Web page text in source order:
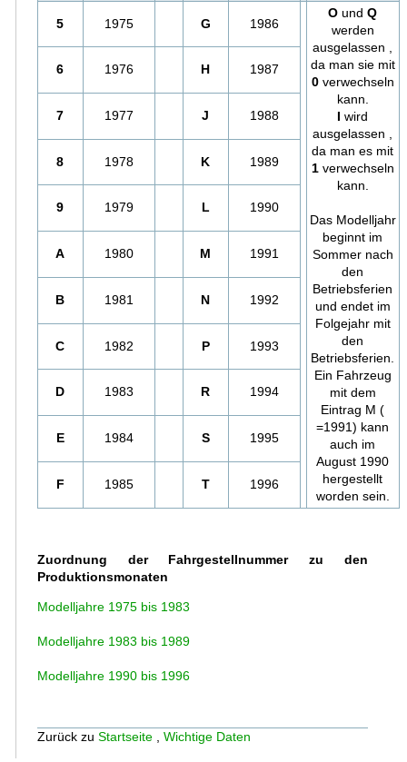
5 1975 G 1986
O undQ
werden
ausgelassen ,
da man sie mit
0verwechseln
kann.
I wird
ausgelassen ,
da man es mit
1verwechseln
kann.
Das Modelljahr
beginnt im
Sommer nach
den
Betriebsferien
und endet im
Folgejahr mit
den
Betriebsferien.
Ein Fahrzeug
mit dem
Eintrag M (
=1991) kann
auch im
August 1990
hergestellt
worden sein.
6 1976 H 1987
7 1977 J 1988
8 1978 K 1989
9 1979 L 1990
A 1980 M 1991
B 1981 N 1992
C 1982 P 1993
D 1983 R 1994
E 1984 S 1995
F 1985 T 1996
Zuordnung der Fahrgestellnummer zu den
Produktionsmonaten
Modelljahre 1975 bis 1983
Modelljahre 1983 bis 1989
Modelljahre 1990 bis 1996
Zurück zu Startseite, Wichtige Daten